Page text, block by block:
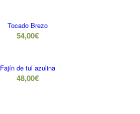
Tocado Brezo
54,00€
Fajín de tul azulina
48,00€